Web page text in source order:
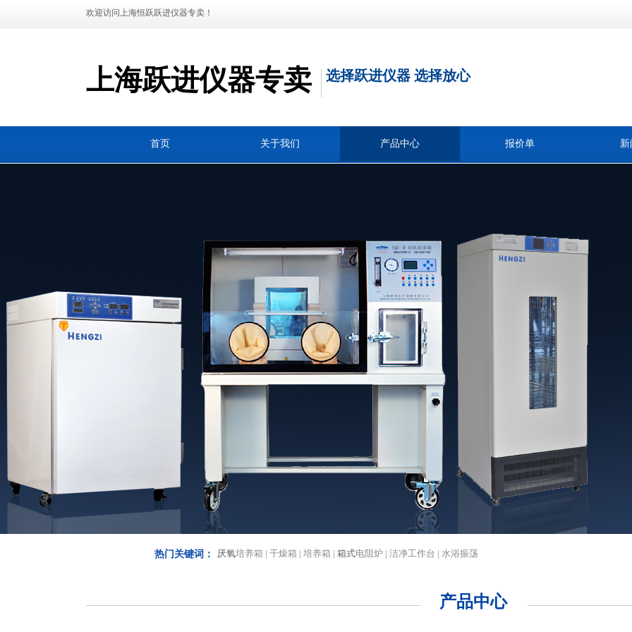
欢迎访问上海恒跃跃进仪器专卖！
上海跃进仪器专卖 选择跃进仪器 选择放心
首页 关于我们 产品中心 报价单
厌氧培养箱 | 干燥箱 | 培养箱 | 箱式电阻炉 | 洁净工作台 | 水浴振荡
热门关键词：
产品中心